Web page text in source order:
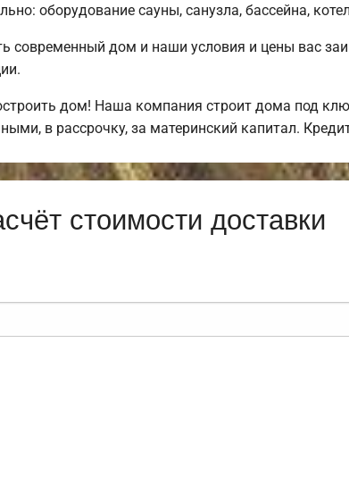
оборудование сауны, санузла, бассейна,
дом и наши условия и цены вас
дом! Наша компания строит дома под
в рассрочку, за материнский капитал.
стоимости доставки